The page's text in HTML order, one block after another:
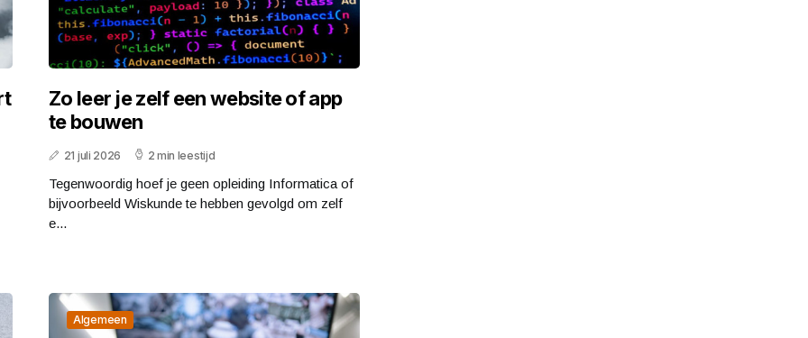
Zo leer je zelf een website of app
te bouwen
21 juli 2026 2 min leestijd
Tegenwoordig hoef je geen opleiding Informatica of
bijvoorbeeld Wiskunde te hebben gevolgd om zelf
e...
Algemeen